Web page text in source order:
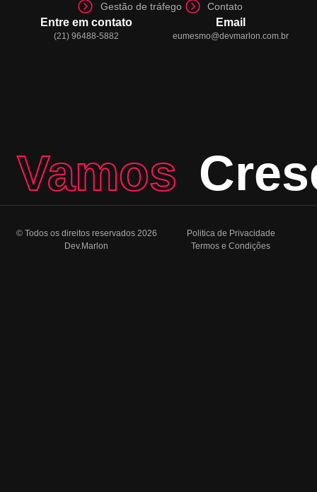
Gestão de tráfego
Contato
Entre em contato
(21) 96488-5882
Email
eumesmo@devmarlon.com.br
Vamos
© Todos os direitos reservados 2026
Dev.Marlon
Politica de Privacidade
Termos e Condições